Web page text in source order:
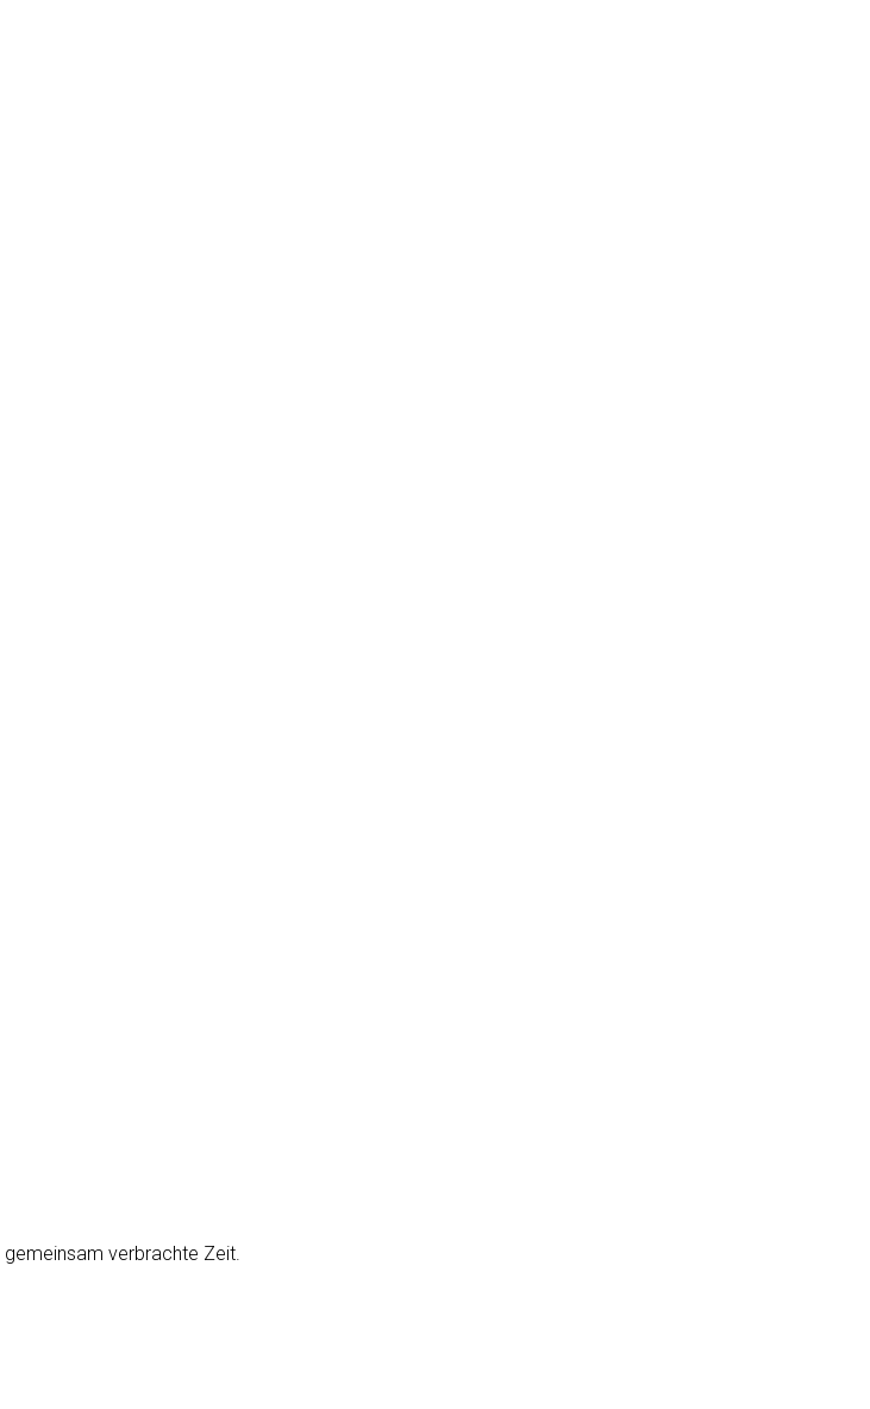
verbrachte Zeit.